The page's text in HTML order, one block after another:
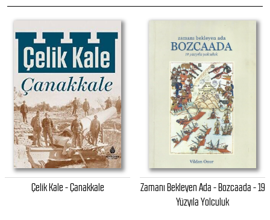
Çelik Kale - Çanakkale
Zamanı Bekleyen Ada - Bozcaada - 19
Yüzyıla Yolculuk